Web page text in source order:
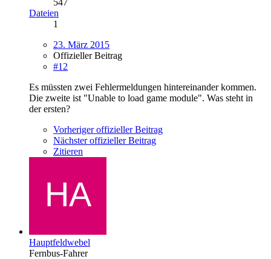
Dateien
1
23. März 2015
Offizieller Beitrag
#12
Es müssten zwei Fehlermeldungen hintereinander kommen.
Die zweite ist "Unable to load game module". Was steht in
der ersten?
Vorheriger offizieller Beitrag
Nächster offizieller Beitrag
Zitieren
Hauptfeldwebel
Fernbus-Fahrer